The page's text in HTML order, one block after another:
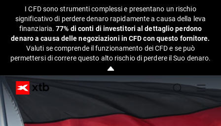
I CFD sono strumenti complessi e presentano un rischio
significativo di perdere denaro rapidamente a causa della leva
finanziaria.77% di conti di investitori al dettaglio perdono
denaro a causa delle negoziazioni in CFD con questo fornitore.
Valuti se comprende il funzionamento dei CFD e se può
permettersi di correre questo alto rischio di perdere il Suo denaro.